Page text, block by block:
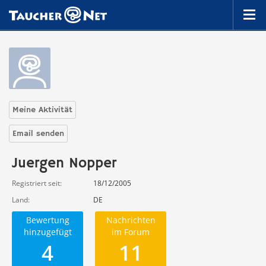
Meine Aktivität
Email senden
Juergen Nopper
Registriert seit
18/12/2005
Land
DE
Bewertung
hinzugefügt
4
Nachrichten
im Forum
11